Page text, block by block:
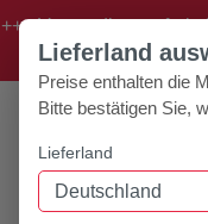
Zum Hauptinhalt
+++
Lieferland
Preise enthalten die
Bitte bestätigen Sie,
Lieferland